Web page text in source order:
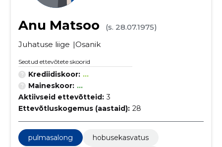
Anu Matsoo
(s. 28.07.1975)
Juhatuse liige
Osanik
Seotud ettevõtete skoorid
Krediidiskoor: ...
Maineskoor: ...
Aktiivseid ettevõtteid: 3
Ettevõtluskogemus (aastaid): 28
pulmasalong
hobusekasvatus